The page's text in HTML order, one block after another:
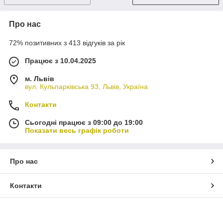
Про нас
72% позитивних з 413 відгуків за рік
Працює з 10.04.2025
м. Львів
вул. Кульпарківська 93, Львів, Україна
Контакти
Сьогодні працює з 09:00 до 19:00
Показати весь графік роботи
Про нас
Контакти